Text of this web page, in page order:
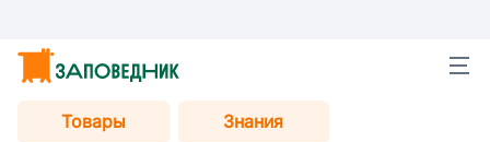
Товары Знания